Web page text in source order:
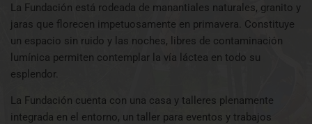
La Fundación está rodeada de manantiales naturales, granito y
jaras que florecen impetuosamente en primavera. Constituye
un espacio sin ruido y las noches, libres de contaminación
lumínica permiten contemplar la vía láctea en todo su
esplendor.
La Fundación cuenta con una casa y talleres plenamente
integrada en el entorno, un taller para eventos y trabajos